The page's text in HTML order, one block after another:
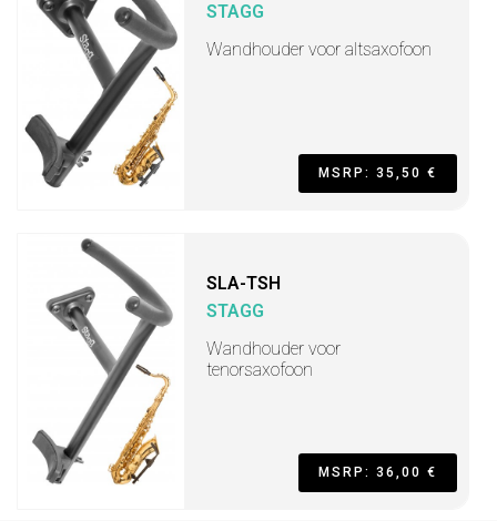
STAGG
Wandhouder voor altsaxofoon
MSRP: 35,50 €
SLA-TSH
STAGG
Wandhouder voor
tenorsaxofoon
MSRP: 36,00 €